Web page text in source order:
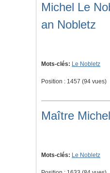
Michel Le
an Nobletz
Mots-clés: Le Nobletz
Position : 1457 (94 vues)
Maître
Mots-clés: Le Nobletz